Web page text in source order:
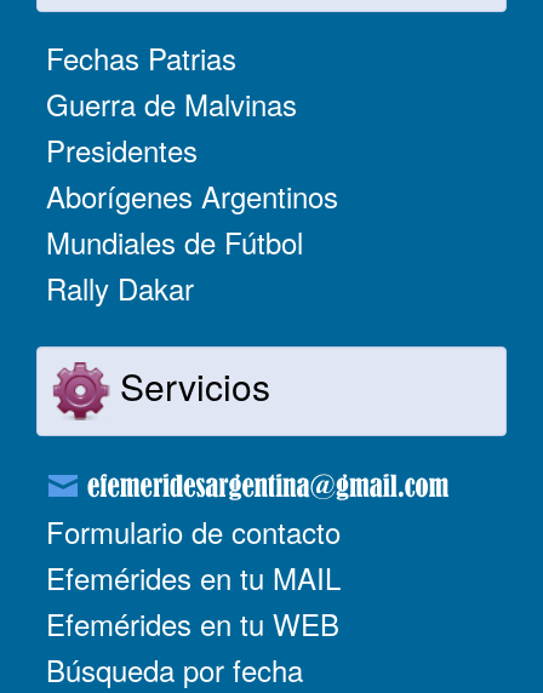
Fechas Patrias
Guerra de Malvinas
Presidentes
Aborígenes Argentinos
Mundiales de Fútbol
Rally Dakar
Servicios
Formulario de contacto
Efemérides en tu MAIL
Efemérides en tu WEB
Búsqueda por fecha